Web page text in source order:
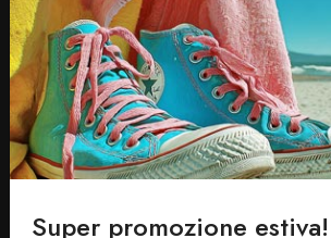
Direttamente nella tua casella di
Super promozione estiva!